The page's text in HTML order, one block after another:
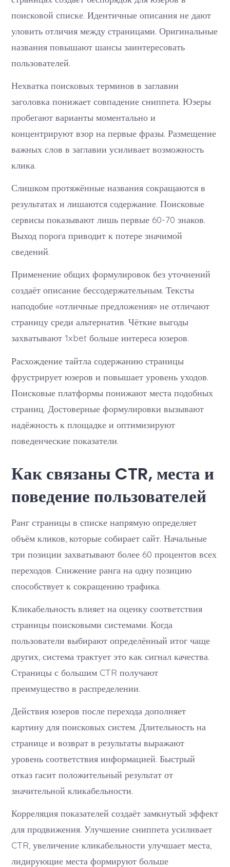
поисковой списке. Идентичные описания не дают
уловить отличия между страницами. Оригинальные
названия повышают шансы заинтересовать
пользователей.
Нехватка поисковых терминов в заглавии
заголовка понижает совпадение сниппета. Юзеры
пробегают варианты моментально и
концентрируют взор на первые фразы. Размещение
важных слов в заглавии усиливает возможность
клика.
Слишком протяжённые названия сокращаются в
результатах и лишаются содержание. Поисковые
сервисы показывают лишь первые 60-70 знаков.
Выход порога приводит к потере значимой
сведений.
Применение общих формулировок без уточнений
создаёт описание бессодержательным. Тексты
наподобие «отличные предложения» не отличают
страницу среди альтернатив. Чёткие выгоды
захватывают 1xbet больше интереса юзеров.
Расхождение тайтла содержанию страницы
фрустрирует юзеров и повышает уровень уходов.
Поисковые платформы понижают места подобных
страниц. Достоверные формулировки вызывают
надёжность к площадке и оптимизируют
поведенческие показатели.
Как связаны CTR, места и
поведение пользователей
Ранг страницы в списке напрямую определяет
объём кликов, которые собирает сайт. Начальные
три позиции захватывают более 60 процентов всех
переходов. Снижение ранга на одну позицию
способствует к сокращению трафика.
Кликабельность влияет на оценку соответствия
страницы поисковыми системами. Когда
пользователи выбирают определённый итог чаще
других, система трактует это как сигнал качества.
Страницы с большим CTR получают
преимущество в распределении.
Действия юзеров после перехода дополняет
картину для поисковых систем. Длительность на
странице и возврат в результаты выражают
уровень соответствия информацией. Быстрый
отказ гасит положительный результат от
значительной кликабельности.
Корреляция показателей создаёт замкнутый эффект
для продвижения. Улучшение сниппета усиливает
CTR, увеличение кликабельности улучшает места,
лидирующие места формируют больше